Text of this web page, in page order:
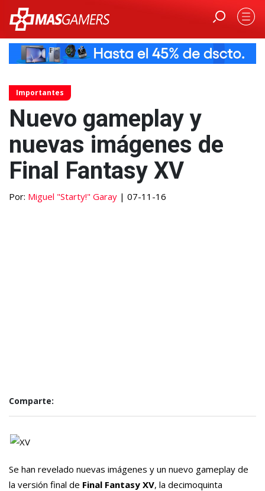
Importantes
Nuevo gameplay y
nuevas imágenes de
Final Fantasy XV
Por: Miguel "Starty!" Garay | 07-11-16
Comparte:
Se han revelado nuevas imágenes y un nuevo gameplay de
la versión final de Final Fantasy XV, la decimoquinta